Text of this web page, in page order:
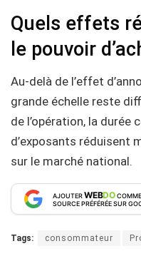
Quels effets
le pouvoir
Au-delà de l’effet
grande échelle reste
de l’opération, la
d’exposants réduisent
sur le marché national.
AJOUTERWEBDOCOMME
SOURCE PRÉFÉRÉE SUR
Tags: consommateur